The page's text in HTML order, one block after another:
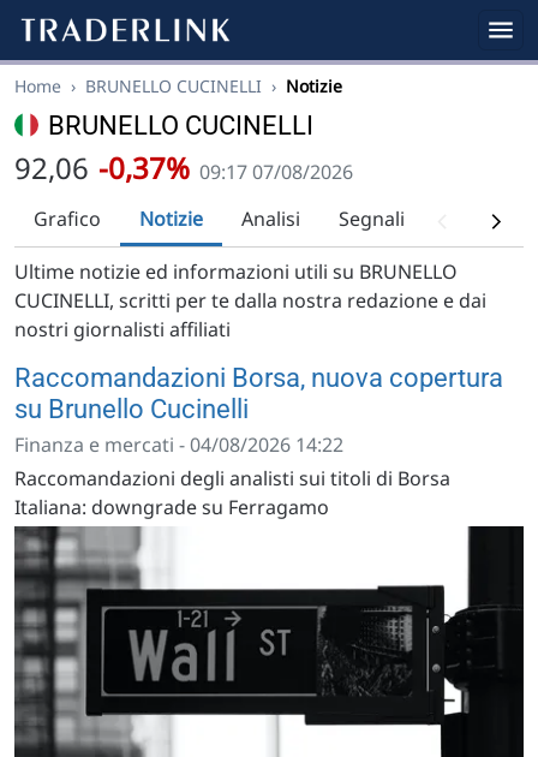
Home › BRUNELLO CUCINELLI › Notizie
BRUNELLO CUCINELLI
92,06 -0,37% 09:17 07/08/2026
Grafico
Notizie Analisi Segnali
Analisi
Ultime notizie ed informazioni utili su BRUNELLO
CUCINELLI, scritti per te dalla nostra redazione e dai
nostri giornalisti affiliati
Raccomandazioni Borsa, nuova copertura
su Brunello Cucinelli
Finanza e mercati - 04/08/2026 14:22
Raccomandazioni degli analisti sui titoli di Borsa
Italiana: downgrade su Ferragamo